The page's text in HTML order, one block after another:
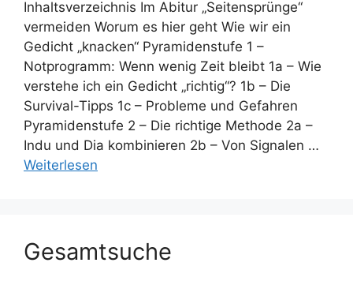
Inhaltsverzeichnis Im Abitur „Seitensprünge“
vermeiden Worum es hier geht Wie wir ein
Gedicht „knacken“ Pyramidenstufe 1 –
Notprogramm: Wenn wenig Zeit bleibt 1a – Wie
verstehe ich ein Gedicht „richtig“? 1b – Die
Survival-Tipps 1c – Probleme und Gefahren
Pyramidenstufe 2 – Die richtige Methode 2a –
Indu und Dia kombinieren 2b – Von Signalen …
Weiterlesen
Gesamtsuche